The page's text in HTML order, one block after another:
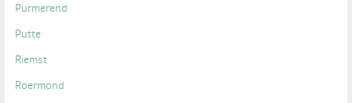
Purmerend
Putte
Riemst
Roermond